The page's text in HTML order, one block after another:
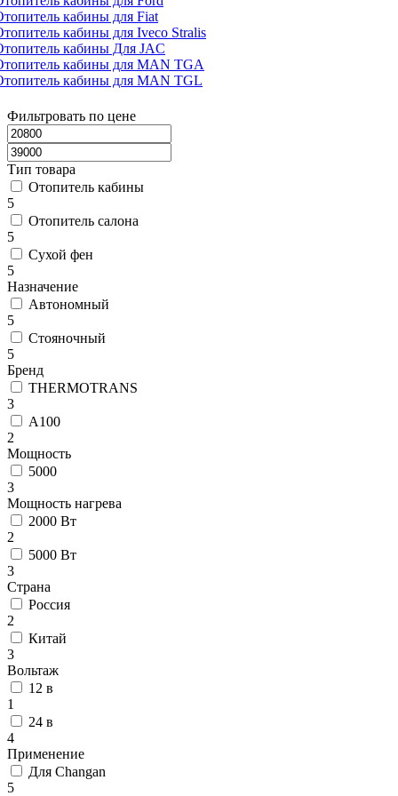
кабины для Fiat
кабины для Iveco Stralis
кабины Для JAC
кабины для MAN TGA
кабины для MAN TGL
Фильтровать по цене
Тип товара
Отопитель кабины
5
Отопитель салона
5
Сухой фен
5
Назначение
Автономный
5
Стояночный
5
Бренд
THERMOTRANS
3
А100
2
Мощность
5000
3
Мощность нагрева
2000 Вт
2
5000 Вт
3
Страна
Россия
2
Китай
3
Вольтаж
12 в
1
24 в
4
Применение
Для Changan
5